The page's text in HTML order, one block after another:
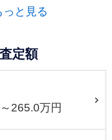
と見る
定額
265.0万円